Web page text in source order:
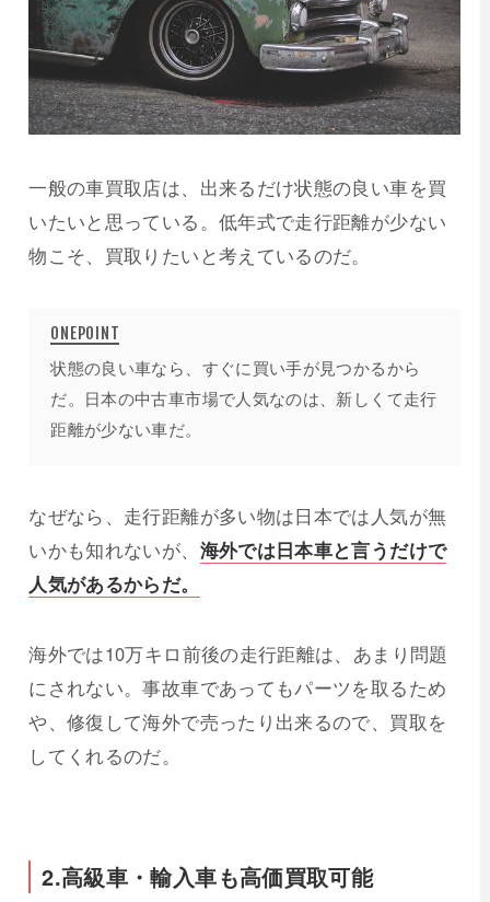
一般の車買取店は、出来るだけ状態の良い車を買
いたいと思っている。低年式で走行距離が少ない
物こそ、買取りたいと考えているのだ。
状態の良い車なら、すぐに買い手が見つかるから
だ。日本の中古車市場で人気なのは、新しくて走行
距離が少ない車だ。
なぜなら、走行距離が多い物は日本では人気が無
いかも知れないが、 海外では日本車と言うだけで
人気があるからだ。
海外では10万キロ前後の走行距離は、あまり問題
にされない。事故車であってもパーツを取るため
や、修復して海外で売ったり出来るので、買取を
してくれるのだ。
2.高級車・輸入車も高価買取可能